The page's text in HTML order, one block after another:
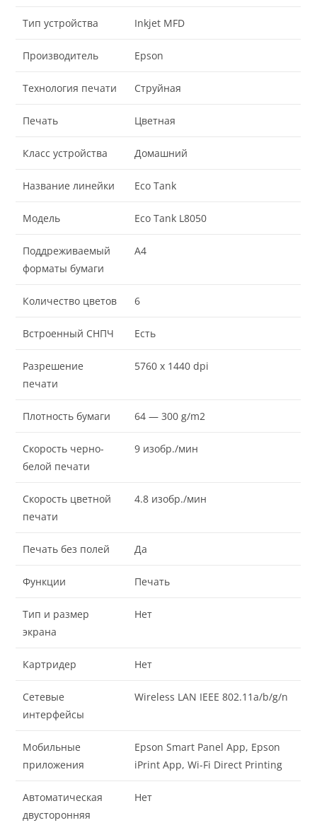
Тип устройства Inkjet MFD
Производитель Epson
Технология печати Струйная
Печать Цветная
Класс устройства Домашний
Название линейки Eco Tank
Модель Eco Tank L8050
Поддреживаемый
форматы бумаги
A4
Количество цветов 6
Встроенный СНПЧ Есть
Разрешение
печати
5760 x 1440 dpi
Плотность бумаги 64 — 300 g/m2
Скорость черно-
белой печати
9 изобр./мин
Скорость цветной
печати
4.8 изобр./мин
Печать без полей Да
Функции Печать
Тип и размер
экрана
Нет
Картридер Нет
Сетевые
интерфейсы
Wireless LAN IEEE 802.11a/b/g/n
Мобильные
приложения
Epson Smart Panel App, Epson
iPrint App, Wi-Fi Direct Printing
Автоматическая
двусторонняя
Нет